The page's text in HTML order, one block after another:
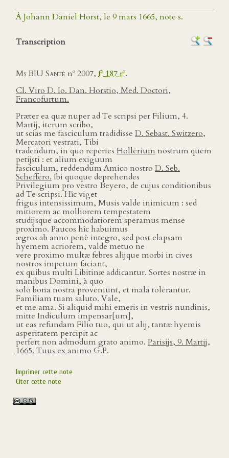
À Johann Daniel Horst, le 9 mars 1665, note s.
Transcription
Ms BIU Santé no 2007, fo187 ro.
Cl. Viro D. Io. Dan. Horstio, Med. Doctori,
Francofurtum.
Præter ea quæ nuper ad Te scripsi per Filium, 4.
Martij, iterum scribo,
ut scias me fasciculum tradidisse D. Sebast. Switzero,
Mercatori vestrati, Tibi
tradendum, in quo reperies Hollerium nostrum quem
petijsti : et alium exiguum
fasciculum, reddendum Amico nostro D. Seb.
Scheffero. Ibi quoque deprehendes
Privilegium pro vestro Beyero, de cujus conditionibus
ad Te scripsi. Hîc viget
frigus intensissimum, Musis valde inimicum : sed
mitiorem ac molliorem tempestatem
studijsque accommodatiorem speramus mense
proximo. Paucos hîc habuimus
ægros ab anno penè integro, sed post elapsam
hyemem acriorem, valde metuo ne
vere proximo multæ febres alijque morbi in cives
nostros impetum faciant,
ex quibus multi Libitinæ addicantur. Sortes nostræ in
manibus Domini, à quo
solo bona nostra proveniunt, et mala tolerantur.
Familiam tuam saluto. Vale,
et me ama. Si aliquid mihi emeris in vestris nundinis,
mitte Indiculum impensar[um],
ut eas refundam Filio tuo, qui ut alij, tantæ hyemis
asperitatem percipit ac
perfert non admodum grato animo. Parisijs, 9. Martij,
1665. Tuus ex animo G.P.
Imprimer cette note
Citer cette note